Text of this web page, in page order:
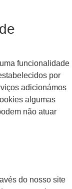
funcionalidade
por
adicionámos
algumas
não atuar
do nosso site